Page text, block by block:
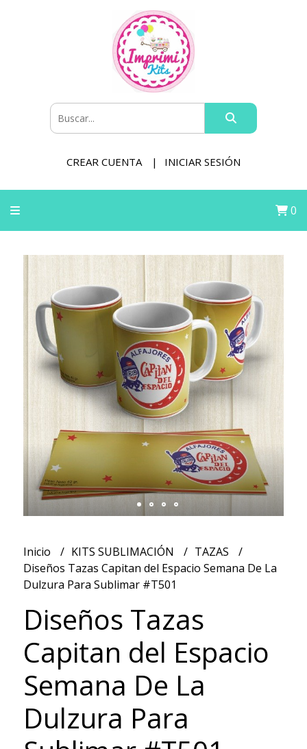
CREAR CUENTA INICIAR SESIÓN
0
Inicio KITS SUBLIMACIÓN
TAZAS
Diseños Tazas Capitan del Espacio Semana De La
Dulzura Para Sublimar #T501
Diseños Tazas
Capitan del Espacio
Semana De La
Dulzura Para